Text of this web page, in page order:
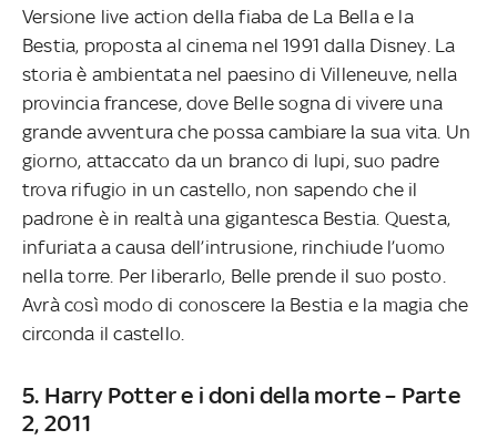
Versione live action della fiaba de La Bella e la
Bestia, proposta al cinema nel 1991 dalla Disney. La
storia è ambientata nel paesino di Villeneuve, nella
provincia francese, dove Belle sogna di vivere una
grande avventura che possa cambiare la sua vita. Un
giorno, attaccato da un branco di lupi, suo padre
trova rifugio in un castello, non sapendo che il
padrone è in realtà una gigantesca Bestia. Questa,
infuriata a causa dell’intrusione, rinchiude l’uomo
nella torre. Per liberarlo, Belle prende il suo posto.
Avrà così modo di conoscere la Bestia e la magia che
circonda il castello.
5. Harry Potter e i doni della morte – Parte
2, 2011